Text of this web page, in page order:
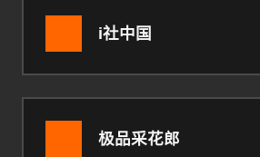
i社中国
极品采花郎